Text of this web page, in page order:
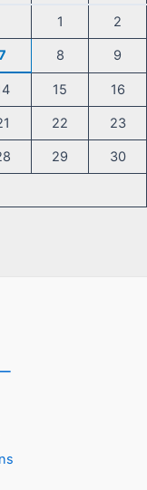
1 2
8 9
15 16
22 23
29 30